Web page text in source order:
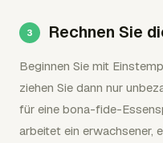
Rechnen Sie
Beginnen Sie mit
ziehen Sie dann nur
für eine bona-fide-
arbeitet ein erwachsener,